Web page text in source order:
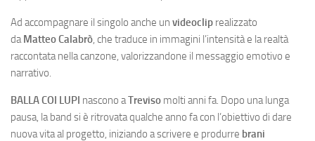
Ad accompagnare il singolo anche un videoclip realizzato
daMatteo Calabrò, che traduce in immagini l’intensità e la realtà
raccontata nella canzone, valorizzandone il messaggio emotivo e
narrativo.
BALLA COI LUPI nascono aTreviso molti anni fa. Dopo una lunga
pausa, la band si è ritrovata qualche anno fa con l’obiettivo di dare
nuova vita al progetto, iniziando a scrivere e produrre brani